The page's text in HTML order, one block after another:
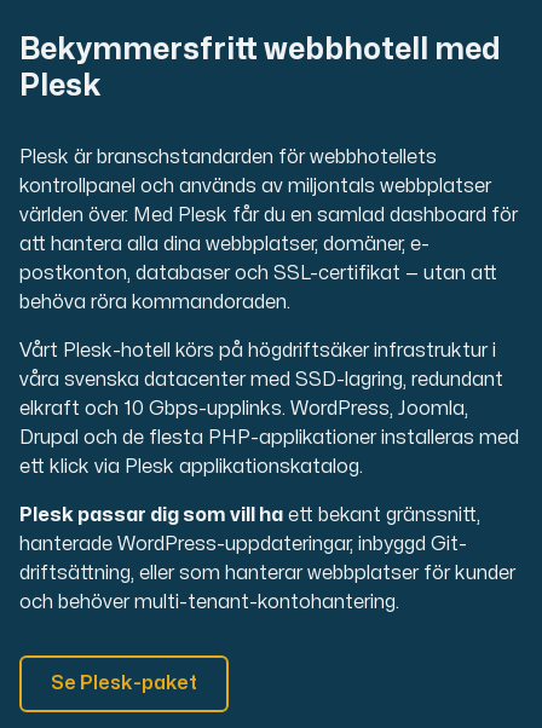
Bekymmersfritt webbhotell med
Plesk
Plesk är branschstandarden för webbhotellets
kontrollpanel och används av miljontals webbplatser
världen över. Med Plesk får du en samlad dashboard för
att hantera alla dina webbplatser, domäner, e-
postkonton, databaser och SSL-certifikat — utan att
behöva röra kommandoraden.
Vårt Plesk-hotell körs på högdriftsäker infrastruktur i
våra svenska datacenter med SSD-lagring, redundant
elkraft och 10 Gbps-upplinks. WordPress, Joomla,
Drupal och de flesta PHP-applikationer installeras med
ett klick via Plesk applikationskatalog.
Plesk passar dig som vill ha ett bekant gränssnitt,
hanterade WordPress-uppdateringar, inbyggd Git-
driftsättning, eller som hanterar webbplatser för kunder
och behöver multi-tenant-kontohantering.
Se Plesk-paket